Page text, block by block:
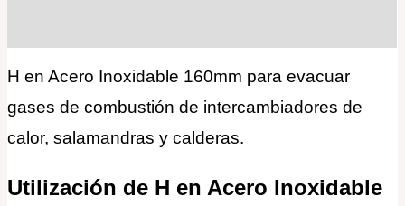
H en Acero Inoxidable 160mm para evacuar
gases de combustión de intercambiadores de
calor, salamandras y calderas.
Utilización de H en Acero Inoxidable